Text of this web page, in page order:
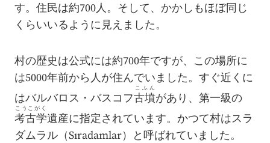
す。住民は約700人。そして、かかしもほぼ同じ
くらいいるように見えました。
村の歴史は公式には約700年ですが、この場所に
は5000年前から人が住んでいました。すぐ近くに
はバルバロス・バスコフ古墳
こふん
があり、第一級の
考古学
こうこがく
遺産に指定されています。かつて村はスラ
ダムラル（Sıradamlar）と呼ばれていました。